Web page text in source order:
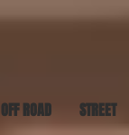
OFF ROAD STREET